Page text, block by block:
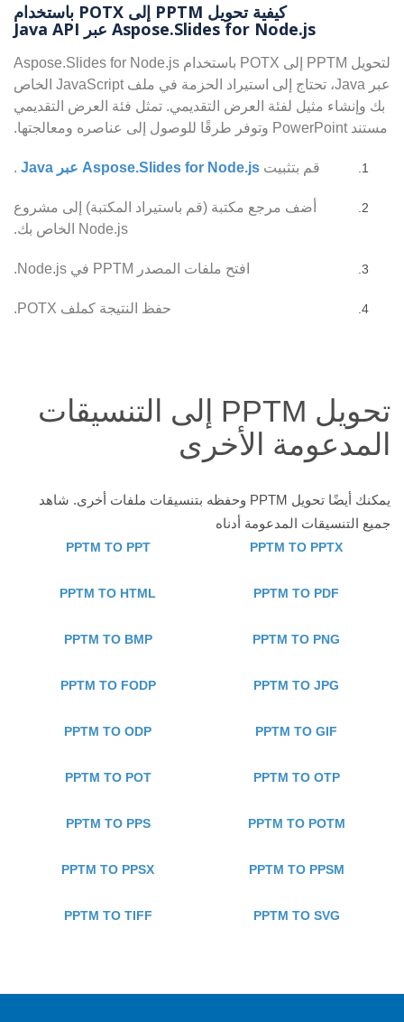
كيفية تحويل PPTM إلى POTX باستخدام
Aspose.Slides for Node.js عبر Java API
لتحويل PPTM إلى POTX باستخدام Aspose.Slides for Node.js
عبر Java، تحتاج إلى استيراد الحزمة في ملف JavaScript الخاص
بك وإنشاء مثيل لفئة العرض التقديمي. تمثل فئة العرض التقديمي
مستند PowerPoint وتوفر طرقًا للوصول إلى عناصره ومعالجتها.
قم بتثبيت Aspose.Slides for Node.js عبر Java .
أضف مرجع مكتبة (قم باستيراد المكتبة) إلى مشروع
Node.js الخاص بك.
افتح ملفات المصدر PPTM في Node.js.
حفظ النتيجة كملف POTX.
تحويل PPTM إلى التنسيقات
المدعومة الأخرى
يمكنك أيضًا تحويل PPTM وحفظه بتنسيقات ملفات أخرى. شاهد
جميع التنسيقات المدعومة أدناه
PPTM TO PPTX
PPTM TO PPT
PPTM TO PDF
PPTM TO HTML
PPTM TO PNG
PPTM TO BMP
PPTM TO JPG
PPTM TO FODP
PPTM TO GIF
PPTM TO ODP
PPTM TO OTP
PPTM TO POT
PPTM TO POTM
PPTM TO PPS
PPTM TO PPSM
PPTM TO PPSX
PPTM TO SVG
PPTM TO TIFF